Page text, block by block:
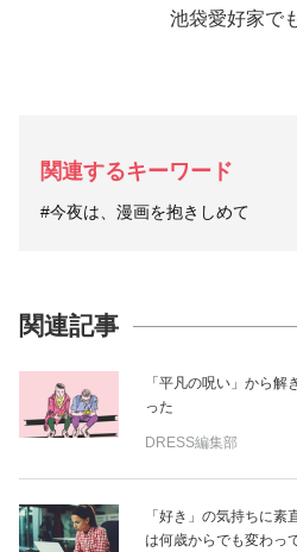
池袋愛好家で
関連するキーワード
#今夜は、漫画を抱きしめて
関連記事
「平凡の呪い」から
った
DRESS編集部
「好き」の気持ちに
は何歳からでも変わっ